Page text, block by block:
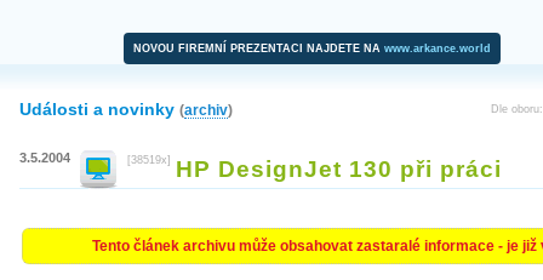
NOVOU FIREMNÍ PREZENTACI NAJDETE NA www.arkance.world
Dle
Události a novinky (archiv)
3.5.2004 [38519x] HP DesignJet 130 při práci
Tento článek archivu může obsahovat zastaralé informace - je